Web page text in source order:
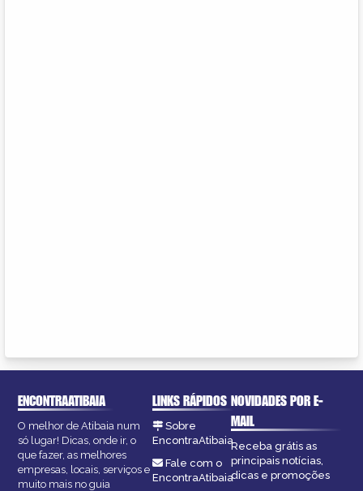
ENCONTRAATIBAIA
O melhor de Atibaia num
só lugar! Dicas, onde ir, o
que fazer, as melhores
empresas, locais, serviços e
muito mais no guia
LINKS RÁPIDOS
Sobre
EncontraAtibaia
Fale com o
EncontraAtibaia
NOVIDADES POR E-
MAIL
Receba grátis as
principais notícias,
dicas e promoções